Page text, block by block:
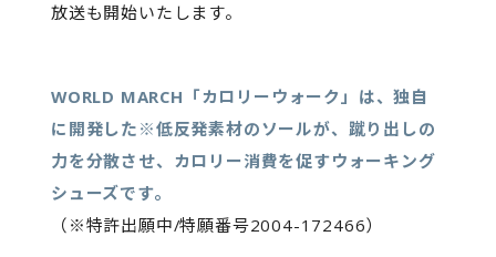
放送も開始いたします。
WORLD MARCH「カロリーウォーク」は、独自
に開発した※低反発素材のソールが、蹴り出しの
力を分散させ、カロリー消費を促すウォーキング
シューズです。
（※特許出願中/特願番号2004-172466）